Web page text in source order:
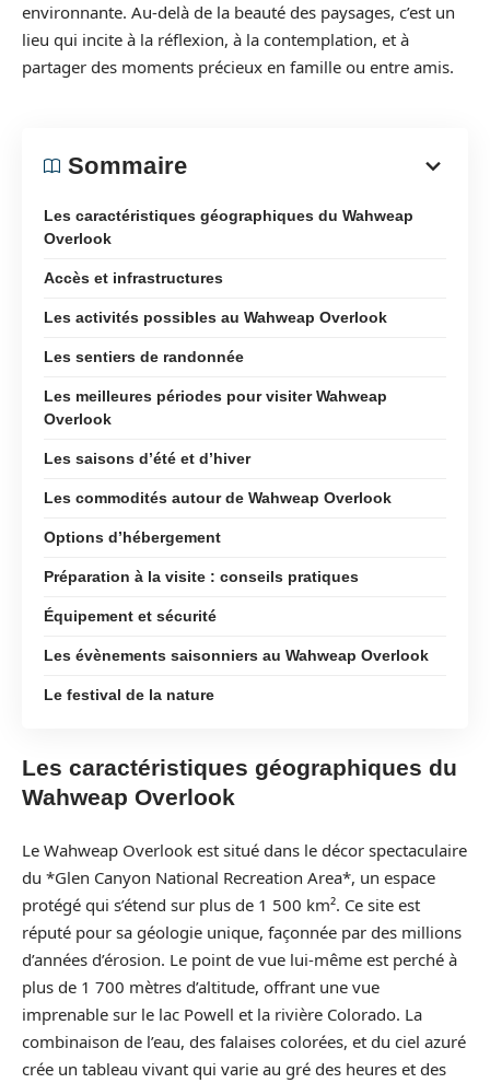
environnante. Au-delà de la beauté des paysages, c’est un
lieu qui incite à la réflexion, à la contemplation, et à
partager des moments précieux en famille ou entre amis.
Sommaire
Les caractéristiques géographiques du Wahweap
Overlook
Accès et infrastructures
Les activités possibles au Wahweap Overlook
Les sentiers de randonnée
Les meilleures périodes pour visiter Wahweap
Overlook
Les saisons d’été et d’hiver
Les commodités autour de Wahweap Overlook
Options d’hébergement
Préparation à la visite : conseils pratiques
Équipement et sécurité
Les évènements saisonniers au Wahweap Overlook
Le festival de la nature
Les caractéristiques géographiques du
Wahweap Overlook
Le Wahweap Overlook est situé dans le décor spectaculaire
du *Glen Canyon National Recreation Area*, un espace
protégé qui s’étend sur plus de 1 500 km². Ce site est
réputé pour sa géologie unique, façonnée par des millions
d’années d’érosion. Le point de vue lui-même est perché à
plus de 1 700 mètres d’altitude, offrant une vue
imprenable sur le lac Powell et la rivière Colorado. La
combinaison de l’eau, des falaises colorées, et du ciel azuré
crée un tableau vivant qui varie au gré des heures et des